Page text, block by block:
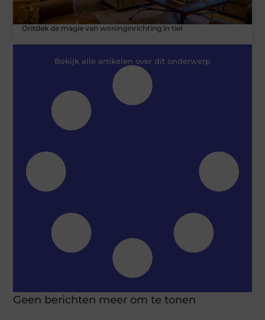
Ontdek de magie van woninginrichting in tiel
Bekijk alle artikelen over dit onderwerp
Geen berichten meer om te tonen